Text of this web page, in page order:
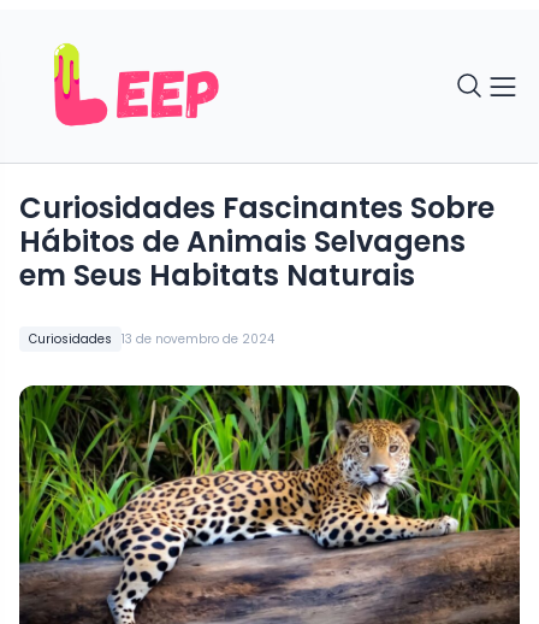
Curiosidades 13 de novembro de 2024
Curiosidades Fascinantes Sobre
Hábitos de Animais Selvagens
em Seus Habitats Naturais